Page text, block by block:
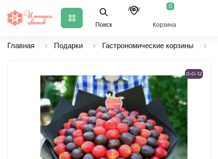
Поиск
Аксу 0
Корзина
Главная Подарки Гастрономические корзины
0-0-12